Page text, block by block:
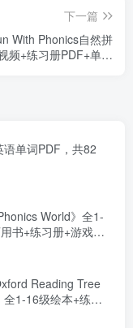
下一篇
With Phonics自然拼
频+练习册PDF+单词
单词PDF，共82
World》全1-
书+练习册+游戏软
载！
Reading Tree
1-16级绘本+练习
盘下载！